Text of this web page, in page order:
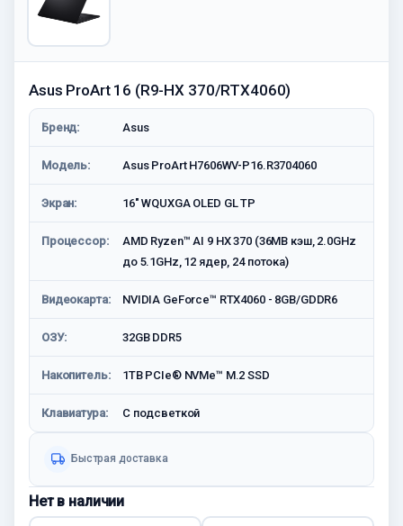
Asus ProArt 16 (R9-HX 370/RTX4060)
Бренд: Asus
Модель: Asus ProArt H7606WV-P16.R3704060
Экран: 16" WQUXGA OLED GL TP
Процессор:
AMD Ryzen™ AI 9 HX 370 (36MB кэш, 2.0GHz
до 5.1GHz, 12 ядер, 24 потока)
Видеокарта: NVIDIA GeForce™ RTX4060 - 8GB/GDDR6
ОЗУ: 32GB DDR5
Накопитель: 1TB PCIe® NVMe™ M.2 SSD
Клавиатура: C подсветкой
Быстрая доставка
Нет в наличии